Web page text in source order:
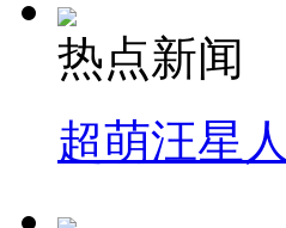
热点新闻
超萌汪星